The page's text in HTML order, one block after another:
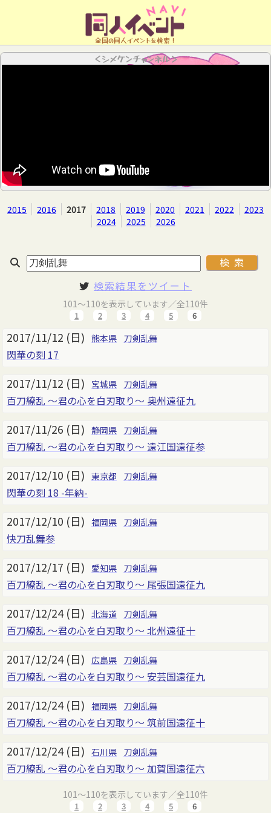
全国の同人イベントを検索！
＜シメケンチャンネル＞
2015 2016 2017 2018 2019 2020 2021 2022
2023
2024
2025 2026
検索結果をツイート
101～110を表示しています／全110件
1 2 3 4 5 6
2017/11/12 (日) 熊本県 刀剣乱舞
閃華の刻 17
2017/11/12 (日) 宮城県 刀剣乱舞
百刀繚乱 ～君の心を白刃取り～ 奥州遠征九
2017/11/26 (日) 静岡県 刀剣乱舞
百刀繚乱 ～君の心を白刃取り～ 遠江国遠征参
2017/12/10 (日) 東京都 刀剣乱舞
閃華の刻 18 -年納-
2017/12/10 (日) 福岡県 刀剣乱舞
快刀乱舞参
2017/12/17 (日) 愛知県 刀剣乱舞
百刀繚乱 ～君の心を白刃取り～ 尾張国遠征九
2017/12/24 (日) 北海道 刀剣乱舞
百刀繚乱 ～君の心を白刃取り～ 北州遠征十
2017/12/24 (日) 広島県 刀剣乱舞
百刀繚乱 ～君の心を白刃取り～ 安芸国遠征九
2017/12/24 (日) 福岡県 刀剣乱舞
百刀繚乱 ～君の心を白刃取り～ 筑前国遠征十
2017/12/24 (日) 石川県 刀剣乱舞
百刀繚乱 ～君の心を白刃取り～ 加賀国遠征六
101～110を表示しています／全110件
1 2 3 4 5 6